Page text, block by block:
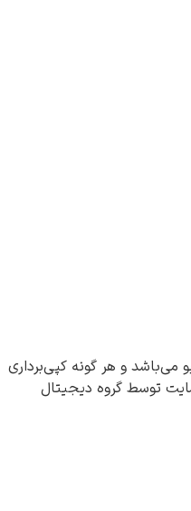
گونه کپی‌برداری
گروه دیجیتال